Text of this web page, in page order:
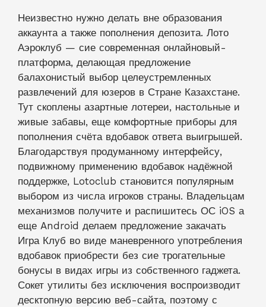
Неизвестно нужно делать вне образования
аккаунта а также пополнения депозита. Лото
Аэроклуб — сие современная онлайновый-
платформа, делающая предложение
балахонистый выбор целеустремленных
развлечений для юзеров в Стране Казахстане.
Тут скоплены азартные лотереи, настольные и
живые забавы, еще комфортные приборы для
пополнения счёта вдобавок ответа выигрышей.
Благодарствуя продуманному интерфейсу,
подвижному применению вдобавок надёжной
поддержке, Lotoclub становится популярным
выбором из числа игроков страны. Владельцам
механизмов получите и распишитесь ОС iOS а
еще Android делаем предложение закачать
Игра Клуб во виде маневренного употребления
вдобавок приобрести без сие трогательные
бонусы в видах игры из собственного гаджета.
Сокет утилиты без исключения воспроизводит
десктопную версию веб-сайта, поэтому с